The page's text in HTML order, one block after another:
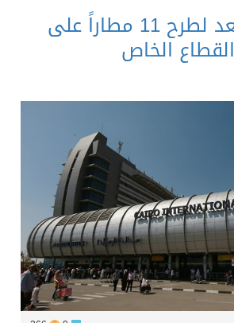
مصر تستعد لطرح 11 مطاراً على
القطاع الخاص